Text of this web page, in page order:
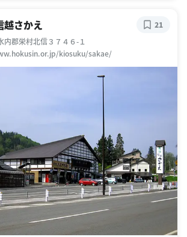
さかえ
内郡栄村北信３７４６-１
kiosuku/sakae/
21